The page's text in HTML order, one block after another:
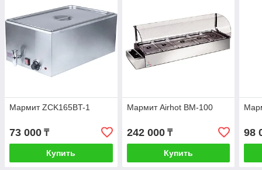
Мармит ZCK165BT-1
73 000 ₸
Купить
Мармит Airhot BM-100
242 000₸
Купить
98